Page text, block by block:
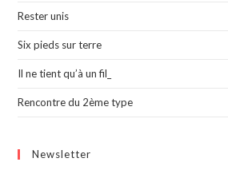
Rester unis
Six pieds sur terre
Il ne tient qu’à un fil_
Rencontre du 2ème type
Newsletter